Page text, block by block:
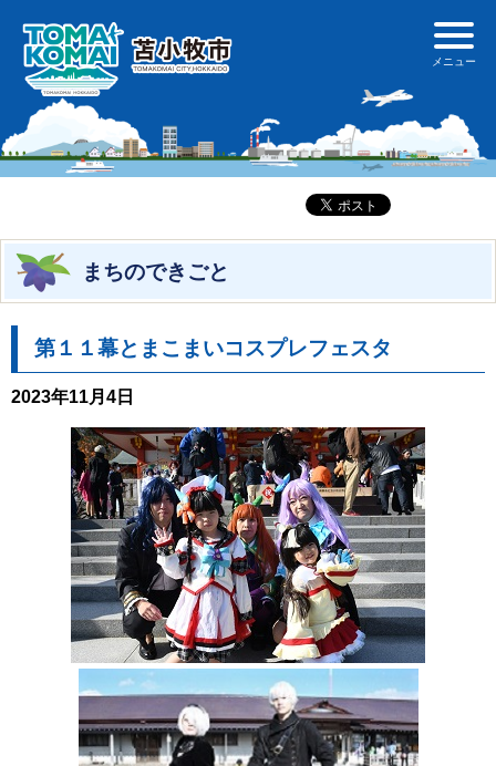
まちのできごと
第１１幕とまこまいコスプレフェスタ
2023年11月4日